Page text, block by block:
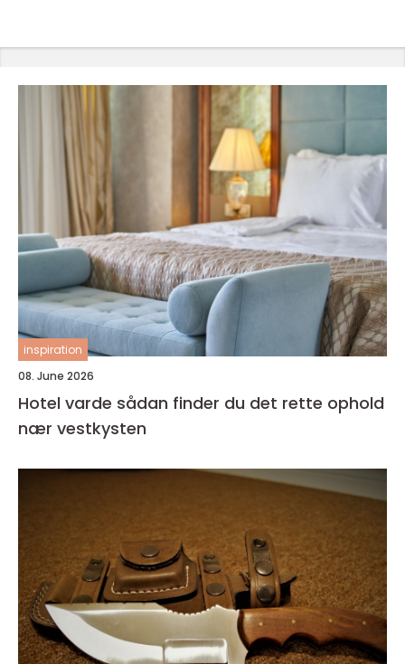
inspiration
08. June 2026
Hotel varde sådan finder du det rette ophold
nær vestkysten